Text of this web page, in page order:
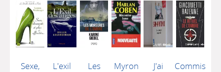
Sexe,
L'exil
Les
Myron
J'ai
Commis